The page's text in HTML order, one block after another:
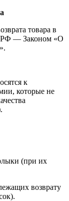
товара в
РФ — Законом «О
к
которые не
(при их
возврату